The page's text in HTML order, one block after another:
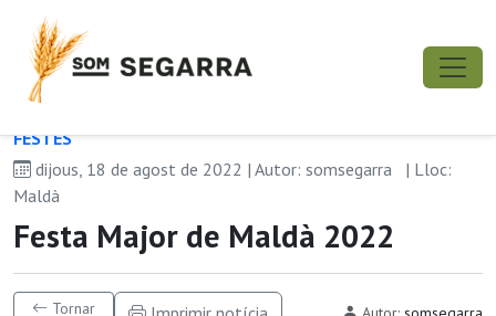
FESTES
dijous, 18 de agost de 2022 | Autor: somsegarra
| Lloc:
Maldà
Festa Major de Maldà 2022
Tornar